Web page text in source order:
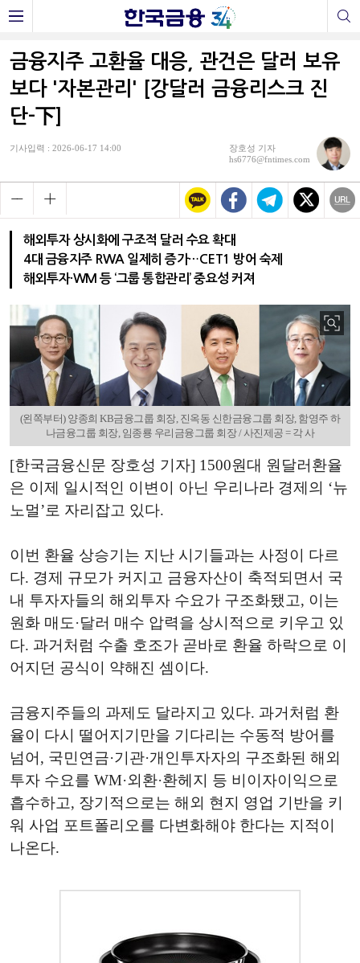
금융지주 고환율 대응, 관건은 달러 보유
보다 '자본관리' [강달러 금융리스크 진
단-下]
기사입력 : 2026-06-17 14:00
장호성 기자
hs6776@fntimes.com
해외투자 상시화에 구조적 달러 수요 확대
4대 금융지주 RWA 일제히 증가…CET1 방어 숙제
해외투자·WM 등 ‘그룹 통합관리’ 중요성 커져
(왼쪽부터) 양종희 KB금융그룹 회장, 진옥동 신한금융그룹 회장, 함영주 하
나금융그룹 회장, 임종룡 우리금융그룹 회장 / 사진제공 = 각 사
[한국금융신문 장호성 기자] 1500원대 원달러환율
은 이제 일시적인 이변이 아닌 우리나라 경제의 ‘뉴
노멀’로 자리잡고 있다.
이번 환율 상승기는 지난 시기들과는 사정이 다르
다. 경제 규모가 커지고 금융자산이 축적되면서 국
내 투자자들의 해외투자 수요가 구조화됐고, 이는
원화 매도·달러 매수 압력을 상시적으로 키우고 있
다. 과거처럼 수출 호조가 곧바로 환율 하락으로 이
어지던 공식이 약해진 셈이다.
금융지주들의 과제도 달라지고 있다. 과거처럼 환
율이 다시 떨어지기만을 기다리는 수동적 방어를
넘어, 국민연금·기관·개인투자자의 구조화된 해외
투자 수요를 WM·외환·환헤지 등 비이자이익으로
흡수하고, 장기적으로는 해외 현지 영업 기반을 키
워 사업 포트폴리오를 다변화해야 한다는 지적이
나온다.